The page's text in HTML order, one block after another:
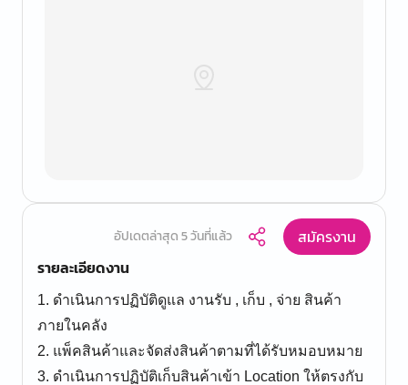
อัปเดตล่าสุด 5 วันที่แล้ว
สมัครงาน
รายละเอียดงาน
1. ดำเนินการปฏิบัติดูแล งานรับ , เก็บ , จ่าย สินค้า
ภายในคลัง
2. แพ็คสินค้าและจัดส่งสินค้าตามที่ได้รับหมอบหมาย
3. ดำเนินการปฏิบัติเก็บสินค้าเข้า Location ให้ตรงกับ